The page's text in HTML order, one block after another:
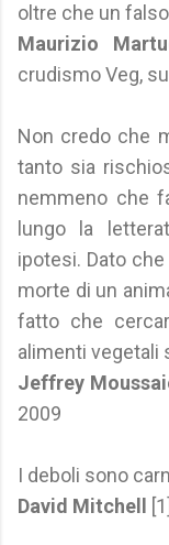
oltre che un
Maurizio
crudismo Veg,
Non credo che
tanto sia
nemmeno che
lungo la
ipotesi. Dato
morte di un
fatto che
alimenti vegetali
Jeffrey
2009
I deboli sono
David Mitchell
[1]